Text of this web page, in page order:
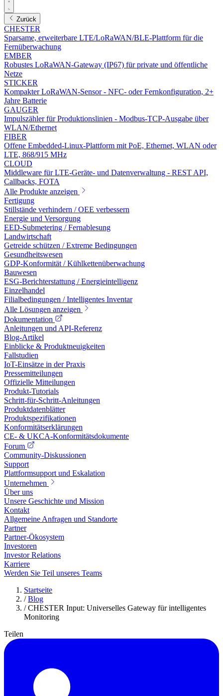
Zurück
CHESTER
Sparsame, erweiterbare LTE/LoRaWAN/BLE-Plattform für die
Fernüberwachung
EMBER
Robustes LoRaWAN-Gateway (IP67) für private und öffentliche
Netze
STICKER
Kompakter LoRaWAN-Sensor - NFC- oder Fernkonfiguration, 2+
Jahre Batterie
GAUGER
Impulszähler für Produktionslinien - Modbus-TCP-Ausgabe über
WLAN/Ethernet
FIBER
Offene Embedded-Linux-Plattform mit PoE, Ethernet, WLAN oder
LTE, 868/915 MHz
CLOUD
Middleware für LTE-Geräte- und Datenverwaltung - REST API,
Callbacks, FOTA
Alle Produkte anzeigen
Fertigung
Stillstände verhindern / OEE verbessern
Energie und Versorgung
EED-Submetering / Fernablesung
Landwirtschaft
Getreide schützen / Extreme Bedingungen
Gesundheitswesen
GDP-Konformität / Kühlkettenüberwachung
Bauwesen
ESG-Berichterstattung / Energieintelligenz
Einzelhandel
Filialbedingungen / Intelligentes Inventar
Alle Lösungen anzeigen
Dokumentation
Anleitungen und API-Referenz
Blog-Artikel
Einblicke & Produktneuigkeiten
Fallstudien
IoT-Einsätze in der Praxis
Pressemitteilungen
Offizielle Mitteilungen
Produkt-Tutorials
Schritt-für-Schritt-Anleitungen
Produktdatenblätter
Produktspezifikationen
Konformitätserklärungen
CE- & UKCA-Konformitätsdokumente
Forum
Community-Diskussionen
Support
Plattformsupport und Eskalation
Unternehmen
Über uns
Unsere Geschichte und Mission
Kontakt
Allgemeine Anfragen und Standorte
Partner
Partner-Ökosystem
Investoren
Investor Relations
Karriere
Werden Sie Teil unseres Teams
Startseite
/ Blog
/ CHESTER Input: Universelles Gateway für intelligentes
Monitoring
Teilen